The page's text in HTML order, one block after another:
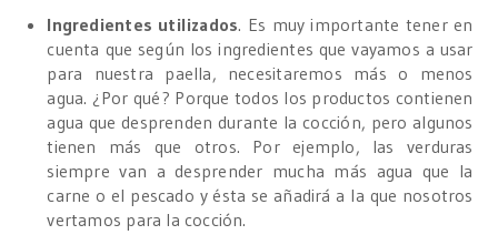
Ingredientes utilizados. Es muy importante tener en
cuenta que según los ingredientes que vayamos a usar
para nuestra paella, necesitaremos más o menos
agua. ¿Por qué? Porque todos los productos contienen
agua que desprenden durante la cocción, pero algunos
tienen más que otros. Por ejemplo, las verduras
siempre van a desprender mucha más agua que la
carne o el pescado y ésta se añadirá a la que nosotros
vertamos para la cocción.